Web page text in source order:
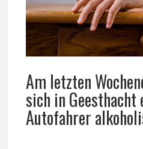
Am letzten
sich in Geesthacht
Autofahrer